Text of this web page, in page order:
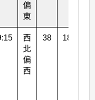
偏
東
西
北
偏
西
38 18/5